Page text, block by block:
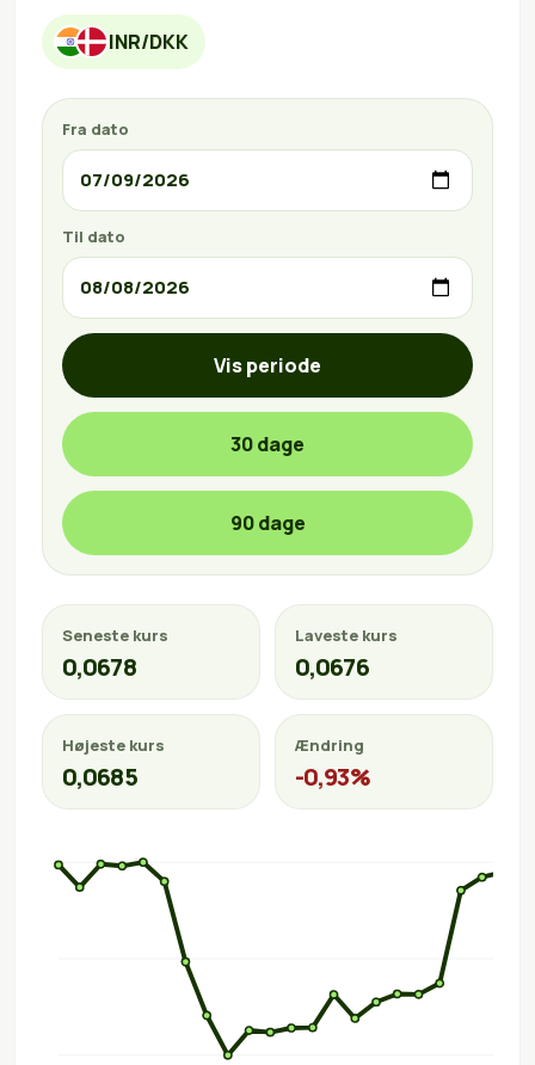
INR/DKK
Fra dato
Til dato
Vis periode
30 dage
90 dage
Seneste kurs
0,0678
Laveste kurs
0,0676
Højeste kurs
0,0685
Ændring
-0,93%